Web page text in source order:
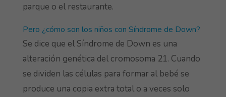
parque o el restaurante.
Pero ¿cómo son los niños con Síndrome de Down?
Se dice que el Síndrome de Down es una
alteración genética del cromosoma 21. Cuando
se dividen las células para formar al bebé se
produce una copia extra total o a veces solo